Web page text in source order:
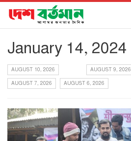
January 14, 2024
AUGUST 10, 2026 AUGUST 9, 2026
AUGUST 7, 2026 AUGUST 6, 2026